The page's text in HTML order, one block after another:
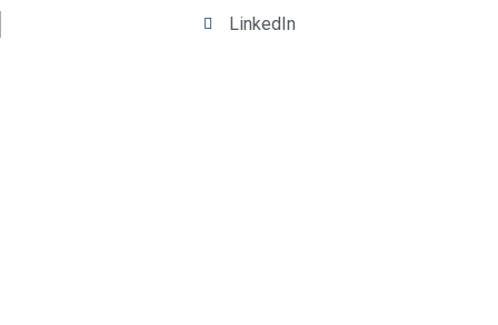
LinkedIn